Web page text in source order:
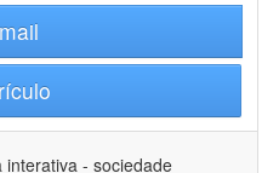
interativa - sociedade